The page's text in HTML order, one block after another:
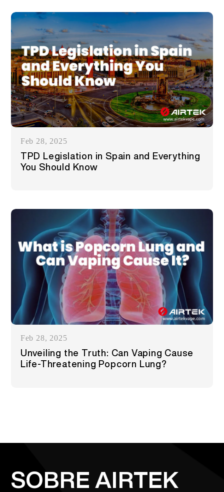
Feb 28, 2025
TPD Legislation in Spain and Everything
You Should Know
Feb 28, 2025
Unveiling the Truth: Can Vaping Cause
Life-Threatening Popcorn Lung?
SOBRE AIRTEK